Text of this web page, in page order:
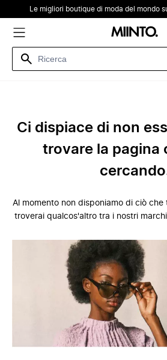
Le migliori boutique di moda del mondo
Ci dispiace di non
trovare la pagina
Al momento non disponiamo di ciò che
troverai qualcos'altro tra i nostri